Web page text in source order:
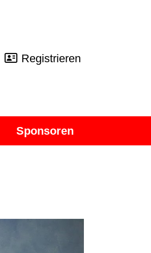
Registrieren
Sponsoren